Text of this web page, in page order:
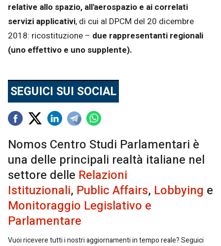
relative allo spazio, all'aerospazio e ai correlati
servizi applicativi, di cui al DPCM del 20 dicembre
2018: ricostituzione – due rappresentanti regionali
(uno effettivo e uno supplente).
SEGUICI SUI SOCIAL
Nomos Centro Studi Parlamentari è
una delle principali realtà italiane nel
settore delle Relazioni
Istituzionali, Public Affairs, Lobbying e
Monitoraggio Legislativo e
Parlamentare
Vuoi ricevere tutti i nostri aggiornamenti in tempo reale? Seguici